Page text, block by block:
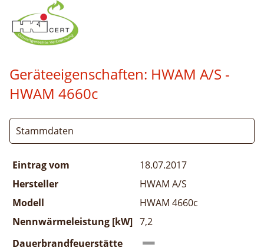
Geräteeigenschaften: HWAM A/S -
HWAM 4660c
Stammdaten
Eintrag vom
18.07.2017
Hersteller
HWAM A/S
Modell
HWAM 4660c
Nennwärmeleistung [kW] 7,2
Dauerbrandfeuerstätte